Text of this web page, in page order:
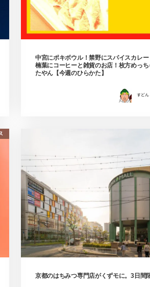
中宮にポキボウル！禁野にスパイスカレー
楠葉にコーヒーと雑貨のお店！枚方めっ
たやん【今週のひらかた】
すどん
京都のはちみつ専門店がくずモに。3日間